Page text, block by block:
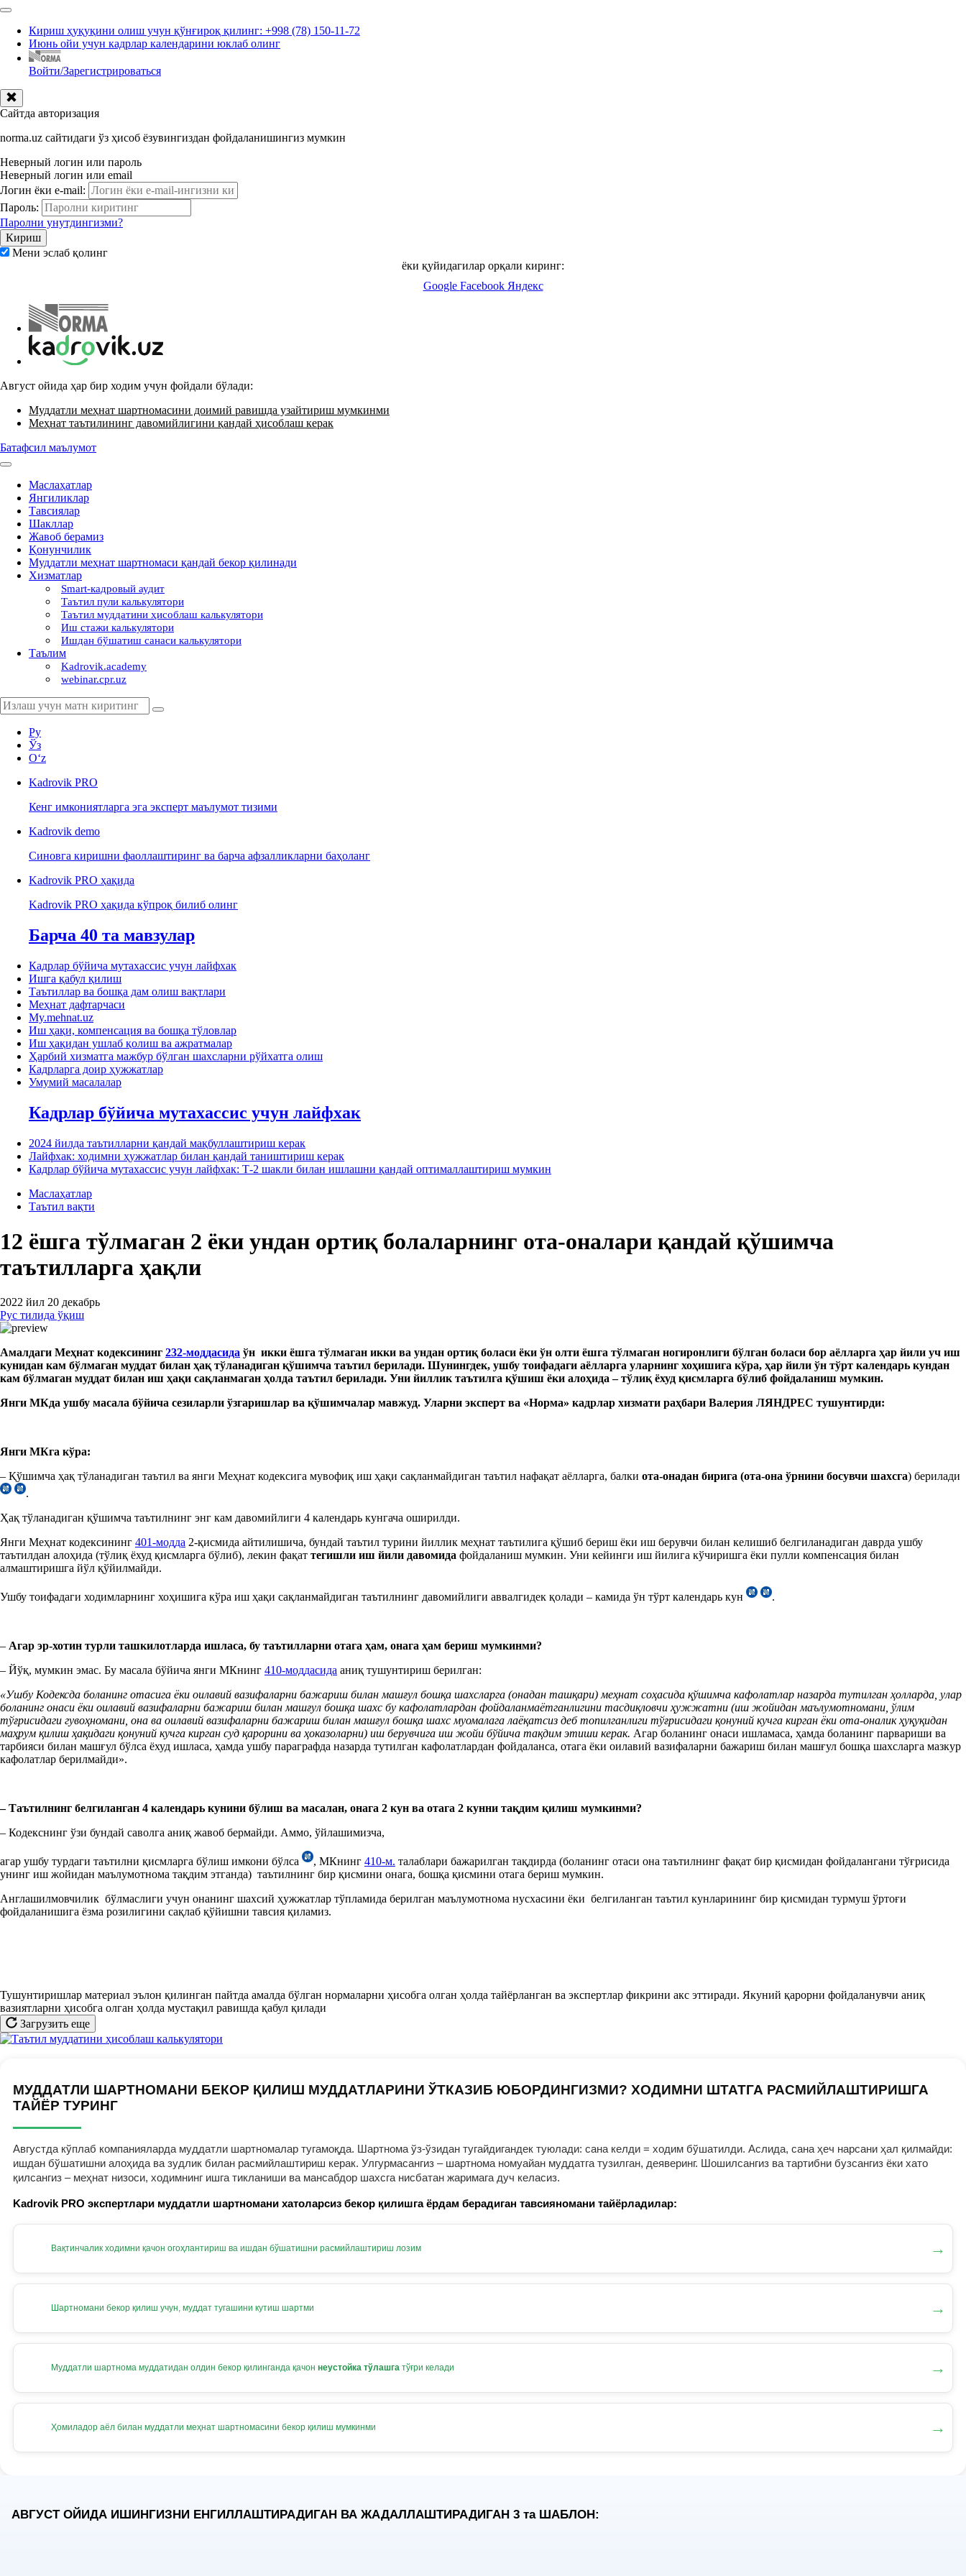
Кириш ҳуқуқини олиш учун қўнғироқ қилинг: +998 (78) 150-11-72
Июнь ойи учун кадрлар календарини юклаб олинг
Войти/Зарегистрироваться
Сайтда авторизация
norma.uz сайтидаги ўз ҳисоб ёзувингиздан фойдаланишингиз мумкин
Неверный логин или пароль
Неверный логин или email
Логин ёки e-mail:
Пароль:
Паролни унутдингизми?
Мени эслаб қолинг
ёки қуйидагилар орқали киринг:
Google Facebook Яндекс
Август ойида ҳар бир ходим учун фойдали бўлади:
Муддатли меҳнат шартномасини доимий равишда узайтириш мумкинми
Меҳнат таътилининг давомийлигини қандай ҳисоблаш керак
Батафсил маълумот
Маслаҳатлар
Янгиликлар
Тавсиялар
Шакллар
Жавоб берамиз
Қонунчилик
Муддатли меҳнат шартномаси қандай бекор қилинади
Хизматлар
Smart-кадровый аудит
Таътил пули калькулятори
Таътил муддатини ҳисоблаш калькулятори
Иш стажи калькулятори
Ишдан бўшатиш санаси калькулятори
Таълим
Kadrovik.academy
webinar.cpr.uz
Ру
Ўз
Oʻz
Kadrovik PRO
Кенг имкониятларга эга эксперт маълумот тизими
Kadrovik demo
Синовга киришни фаоллаштиринг ва барча афзалликларни баҳоланг
Kadrovik PRO ҳақида
Kadrovik PRO ҳақида кўпроқ билиб олинг
Барча 40 та мавзулар
Кадрлар бўйича мутахассис учун лайфхак
Ишга қабул қилиш
Таътиллар ва бошқа дам олиш вақтлари
Меҳнат дафтарчаси
My.mehnat.uz
Иш ҳақи, компенсация ва бошқа тўловлар
Иш ҳақидан ушлаб қолиш ва ажратмалар
Ҳарбий хизматга мажбур бўлган шахсларни рўйхатга олиш
Кадрларга доир ҳужжатлар
Умумий масалалар
Кадрлар бўйича мутахассис учун лайфхак
2024 йилда таътилларни қандай мақбуллаштириш керак
Лайфхак: ходимни ҳужжатлар билан қандай таништириш керак
Кадрлар бўйича мутахассис учун лайфхак: Т-2 шакли билан ишлашни қандай оптималлаштириш мумкин
Маслаҳатлар
Таътил вақти
12 ёшга тўлмаган 2 ёки ундан ортиқ болаларнинг ота-оналари қандай қўшимча
таътилларга ҳақли
2022 йил 20 декабрь
Рус тилида ўқиш
Амалдаги Меҳнат кодексининг 232-моддасида ўн икки ёшга тўлмаган икки ва ундан ортиқ боласи ёки ўн олти ёшга тўлмаган ногиронлиги бўлган боласи бор аёлларга ҳар йили уч иш
кунидан кам бўлмаган муддат билан ҳақ тўланадиган қўшимча таътил берилади. Шунингдек, ушбу тоифадаги аёлларга уларнинг хоҳишига кўра, ҳар йили ўн тўрт календарь кундан
кам бўлмаган муддат билан иш ҳақи сақланмаган ҳолда таътил берилади. Уни йиллик таътилга қўшиш ёки алоҳида – тўлиқ ёхуд қисмларга бўлиб фойдаланиш мумкин.
Янги МКда ушбу масала бўйича сезиларли ўзгаришлар ва қўшимчалар мавжуд. Уларни эксперт ва «Нормa» кадрлар хизмати раҳбари Валерия ЛЯНДРЕС тушунтирди:
Янги МКга кўра:
– Қўшимча ҳақ тўланадиган таътил ва янги Меҳнат кодексига мувофиқ иш ҳақи сақланмайдиган таътил нафақат аёлларга, балки ота-онадан бирига (ота-она ўрнини босувчи шахсга) берилади
.
Ҳақ тўланадиган қўшимча таътилнинг энг кам давомийлиги 4 календарь кунгача оширилди.
Янги Меҳнат кодексининг 401-модда 2-қисмида айтилишича, бундай таътил турини йиллик меҳнат таътилига қўшиб бериш ёки иш берувчи билан келишиб белгиланадиган даврда ушбу
таътилдан алоҳида (тўлиқ ёхуд қисмларга бўлиб), лекин фақат тегишли иш йили давомида фойдаланиш мумкин. Уни кейинги иш йилига кўчиришга ёки пулли компенсация билан
алмаштиришга йўл қўйилмайди.
Ушбу тоифадаги ходимларнинг хоҳишига кўра иш ҳақи сақланмайдиган таътилнинг давомийлиги аввалгидек қолади – камида ўн тўрт календарь кун .
– Агар эр-хотин турли ташкилотларда ишласа, бу таътилларни отага ҳам, онага ҳам бериш мумкинми?
– Йўқ, мумкин эмас. Бу масала бўйича янги МКнинг 410-моддасида аниқ тушунтириш берилган:
«Ушбу Кодексда боланинг отасига ёки оилавий вазифаларни бажариш билан машғул бошқа шахсларга (онадан ташқари) меҳнат соҳасида қўшимча кафолатлар назарда тутилган ҳолларда, улар
боланинг онаси ёки оилавий вазифаларни бажариш билан машғул бошқа шахс бу кафолатлардан фойдаланмаётганлигини тасдиқловчи ҳужжатни (иш жойидан маълумотномани, ўлим
тўғрисидаги гувоҳномани, она ва оилавий вазифаларни бажариш билан машғул бошқа шахс муомалага лаёқатсиз деб топилганлиги тўғрисидаги қонуний кучга кирган ёки ота-оналик ҳуқуқидан
маҳрум қилиш ҳақидаги қонуний кучга кирган суд қарорини ва ҳоказоларни) иш берувчига иш жойи бўйича тақдим этиши керак. Агар боланинг онаси ишламаса, ҳамда боланинг парвариши ва
тарбияси билан машғул бўлса ёхуд ишласа, ҳамда ушбу параграфда назарда тутилган кафолатлардан фойдаланса, отага ёки оилавий вазифаларни бажариш билан машғул бошқа шахсларга мазкур
кафолатлар берилмайди».
– Таътилнинг белгиланган 4 календарь кунини бўлиш ва масалан, онага 2 кун ва отага 2 кунни тақдим қилиш мумкинми?
– Кодекснинг ўзи бундай саволга аниқ жавоб бермайди. Аммо, ўйлашимизча,
агар ушбу турдаги таътилни қисмларга бўлиш имкони бўлса , МКнинг 410-м. талаблари бажарилган тақдирда (боланинг отаси она таътилнинг фақат бир қисмидан фойдалангани тўғрисида
унинг иш жойидан маълумотнома тақдим этганда) таътилнинг бир қисмини онага, бошқа қисмини отага бериш мумкин.
Англашилмовчилик бўлмаслиги учун онанинг шахсий ҳужжатлар тўпламида берилган маълумотнома нусхасини ёки белгиланган таътил кунларининг бир қисмидан турмуш ўртоғи
фойдаланишига ёзма розилигини сақлаб қўйишни тавсия қиламиз.
Тушунтиришлар материал эълон қилинган пайтда амалда бўлган нормаларни ҳисобга олган ҳолда тайёрланган ва экспертлар фикрини акс эттиради. Якуний қарорни фойдаланувчи аниқ
вазиятларни ҳисобга олган ҳолда мустақил равишда қабул қилади
Загрузить еще
МУДДАТЛИ ШАРТНОМАНИ БЕКОР ҚИЛИШ МУДДАТЛАРИНИ ЎТКАЗИБ ЮБОРДИНГИЗМИ? ХОДИМНИ ШТАТГА РАСМИЙЛАШТИРИШГА
ТАЙЁР ТУРИНГ
Августда кўплаб компанияларда муддатли шартномалар тугамоқда. Шартнома ўз-ўзидан тугайдигандек туюлади: сана келди = ходим бўшатилди. Аслида, сана ҳеч нарсани ҳал қилмайди:
ишдан бўшатишни алоҳида ва зудлик билан расмийлаштириш керак. Улгурмасангиз – шартнома номуайан муддатга тузилган, деяверинг. Шошилсангиз ва тартибни бузсангиз ёки хато
қилсангиз – меҳнат низоси, ходимнинг ишга тикланиши ва мансабдор шахсга нисбатан жаримага дуч келасиз.
Kadrovik PRO экспертлари муддатли шартномани хатоларсиз бекор қилишга ёрдам берадиган тавсияномани тайёрладилар:
Вақтинчалик ходимни қачон огоҳлантириш ва ишдан бўшатишни расмийлаштириш лозим →
Шартномани бекор қилиш учун, муддат тугашини кутиш шартми →
Муддатли шартнома муддатидан олдин бекор қилинганда қачон неустойка тўлашга тўғри келади →
Ҳомиладор аёл билан муддатли меҳнат шартномасини бекор қилиш мумкинми →
АВГУСТ ОЙИДА ИШИНГИЗНИ ЕНГИЛЛАШТИРАДИГАН ВА ЖАДАЛЛАШТИРАДИГАН 3 таШАБЛОН: